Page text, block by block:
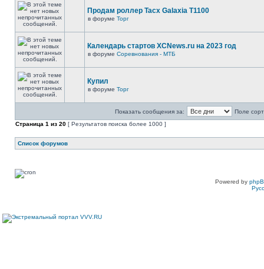
Продам роллер Tacx Galaxia T1100
в форуме Торг
Календарь стартов XCNews.ru на 2023 год
в форуме Соревнования - МТБ
Купил
в форуме Торг
Показать сообщения за:
Поле
Страница 1 из 20 [ Результатов поиска более 1000 ]
Список форумов
Powered by